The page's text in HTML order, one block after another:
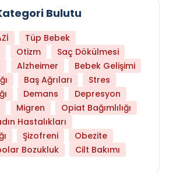
Bulutu
Tüp Bebek
Otizm
Saç Dökülmesi
Alzheimer
Bebek Gelişimi
Baş Ağrıları
Stres
Demans
Depresyon
Migren
Opiat Bağımlılığı
Hastalıkları
Şizofreni
Obezite
Bozukluk Cilt Bakımı